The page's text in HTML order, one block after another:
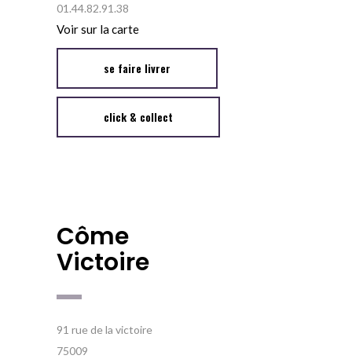
01.44.82.91.38
Voir sur la carte
se faire livrer
click & collect
Côme
Victoire
91 rue de la victoire
75009